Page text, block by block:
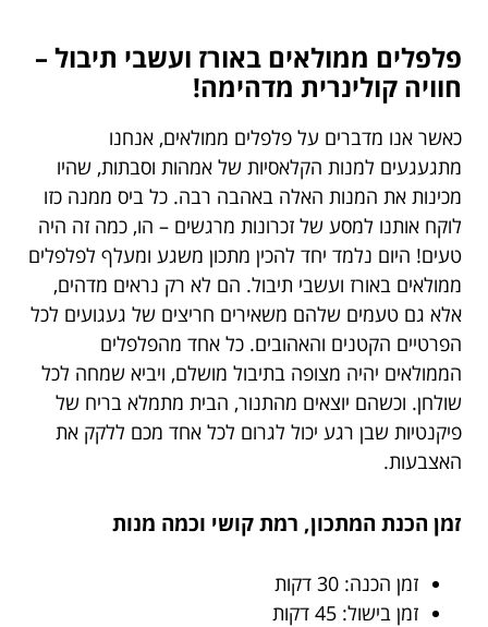
פלפלים ממולאים באורז ועשבי תיבול –
חוויה קולינרית מדהימה!
כאשר אנו מדברים על פלפלים ממולאים, אנחנו
מתגעגעים למנות הקלאסיות של אמהות וסבתות, שהיו
מכינות את המנות האלה באהבה רבה. כל ביס ממנה כזו
לוקח אותנו למסע של זכרונות מרגשים – הו, כמה זה היה
טעים! היום נלמד יחד להכין מתכון משגע ומעלף לפלפלים
ממולאים באורז ועשבי תיבול. הם לא רק נראים מדהים,
אלא גם טעמים שלהם משאירים חריצים של געגועים לכל
הפרטיים הקטנים והאהובים. כל אחד מהפלפלים
הממולאים יהיה מצופה בתיבול מושלם, ויביא שמחה לכל
שולחן. וכשהם יוצאים מהתנור, הבית מתמלא בריח של
פיקנטיות שבן רגע יכול לגרום לכל אחד מכם ללקק את
האצבעות.
זמן הכנת המתכון, רמת קושי וכמה מנות
זמן הכנה: 30 דקות
זמן בישול: 45 דקות